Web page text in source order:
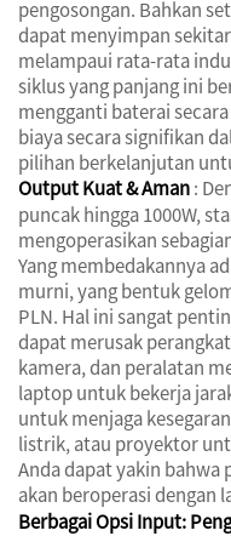
pengosongan. Bahkan
dapat menyimpan
melampaui rata-rata
siklus yang panjang ini
mengganti baterai
biaya secara signifikan
pilihan berkelanjutan
Output Kuat & Aman:
puncak hingga 1000W,
mengoperasikan
Yang membedakannya
murni, yang bentuk
PLN. Hal ini sangat
dapat merusak
kamera, dan peralatan
laptop untuk bekerja
untuk menjaga
listrik, atau proyektor
Anda dapat yakin bahwa
akan beroperasi dengan
Berbagai Opsi Input: